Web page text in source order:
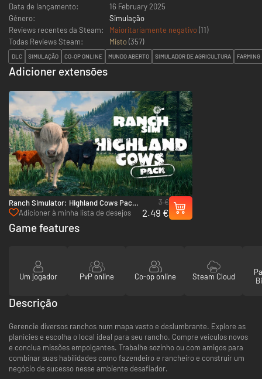
Data de lançamento:
16 February 2025
Género:
Simulação
Reviews recentes da Steam:
Maioritariamente negativo(11)
Todas Reviews Steam:
Misto(357)
DLC SIMULAÇÃO CO-OP ONLINE MUNDO ABERTO SIMULADOR DE AGRICULTURA FARMING
Adicioner extensões
Ranch Simulator: Highland Cows Pack -
Build, Farm, Hunt - PC (Steam)
Adicioner à minha lista de desejos
3 €
2.49 €
Game features
Um jogador PvP online Co-op online Steam Cloud
Descrição
Gerencie diversos ranchos num mapa vasto e deslumbrante. Explore as
planícies e escolha o local ideal para seu rancho. Compre veículos novos
e conclua missões empolgantes. Trabalhe sozinho ou com amigos para
combinar suas habilidades como fazendeiro e rancheiro e construir um
negócio de sucesso nesse ambiente desafiador.